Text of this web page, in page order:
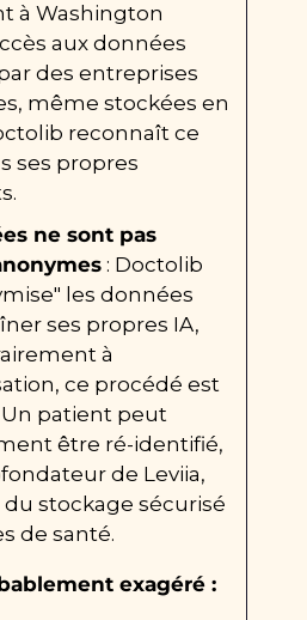
à Washington
aux données
des entreprises
même stockées en
reconnaît ce
ses propres
ne sont pas
: Doctolib
les données
ses propres IA,
à
ce procédé est
Un patient peut
être ré-identifié,
de Leviia,
stockage sécurisé
de santé.
exagéré :